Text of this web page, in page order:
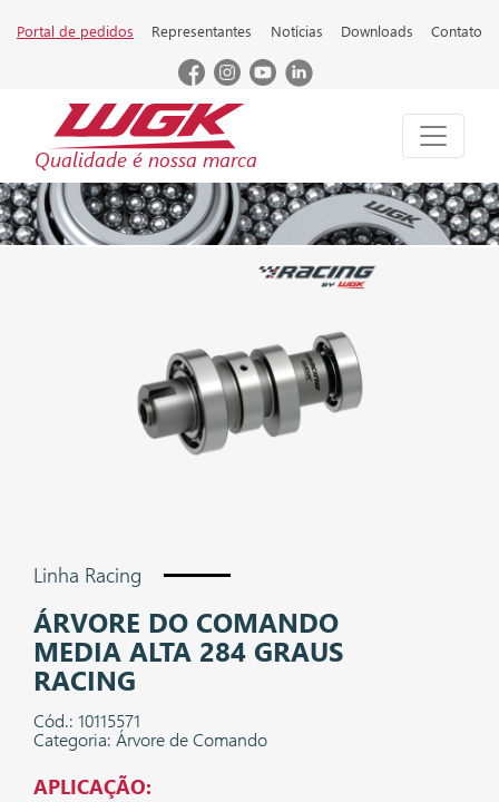
Portal de pedidos Representantes Notícias Downloads Contato
Qualidade é nossa marca
Linha Racing
ÁRVORE DO COMANDO
MEDIA ALTA 284 GRAUS
RACING
Cód.: 10115571
Categoria: Árvore de Comando
APLICAÇÃO: